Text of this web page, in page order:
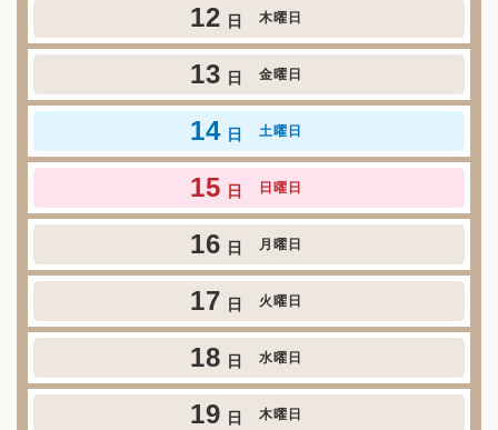
12 日 木曜日
13 日 金曜日
14 日 土曜日
15 日 日曜日
16 日 月曜日
17 日 火曜日
18 日 水曜日
19 日 木曜日